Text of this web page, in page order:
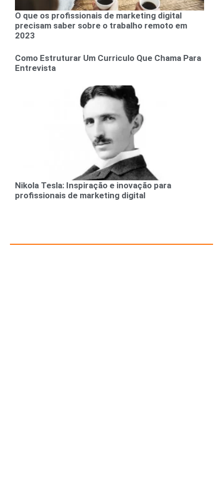
O que os profissionais de marketing digital
precisam saber sobre o trabalho remoto em
2023
Como Estruturar Um Curriculo Que Chama Para
Entrevista
Nikola Tesla: Inspiração e inovação para
profissionais de marketing digital